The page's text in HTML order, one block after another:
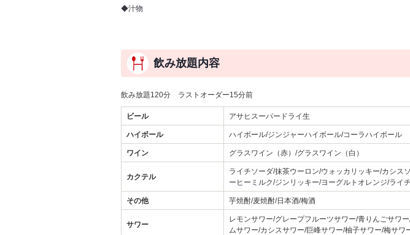
◆汁物
飲み放題内容
飲み放題120分 ラストオーダー15分前
ビール アサヒスーパードライ生
ハイボール ハイボール/ジンジャーハイボール/コーラハイボール
ワイン グラスワイン（赤）/グラスワイン（白）
カクテル
ライチソーダ/抹茶ウーロン/ウォッカリッキー/カシス
ーヒーミルク/ジンリッキー/ヨーグルトオレンジ/ライ
その他 芋焼酎/麦焼酎/日本酒/梅酒
サワー
レモンサワー/グレープフルーツサワー/青りんごサワ
ムサワー/カシスサワー/巨峰サワー/柚子サワー/梅サワ